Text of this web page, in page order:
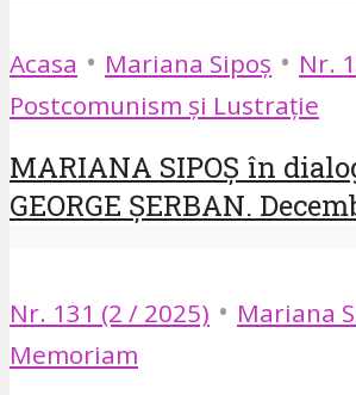
Acasa • Mariana Sipoș • Nr.
Postcomunism și Lustrație
MARIANA SIPOȘ în
GEORGE ȘERBAN.
Nr. 131 (2 / 2025) • Mariana
Memoriam